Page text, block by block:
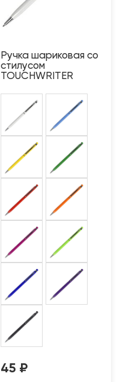
Ручка шариковая со
стилусом
TOUCHWRITER
45 ₽